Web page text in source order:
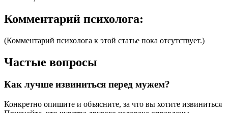
Комментарий психолога:
(Комментарий психолога к этой статье пока отсутствует.)
Частые вопросы
Как лучше извиниться перед мужем?
Конкретно опишите и объясните, за что вы хотите извиниться